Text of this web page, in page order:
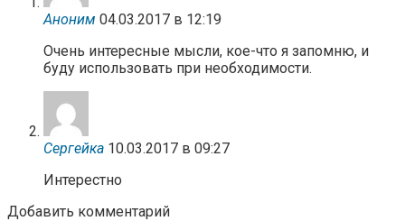
Аноним 04.03.2017 в 12:19
Очень интересные мысли, кое-что я запомню, и
буду использовать при необходимости.
Сергейка 10.03.2017 в 09:27
Интерестно
Добавить комментарий